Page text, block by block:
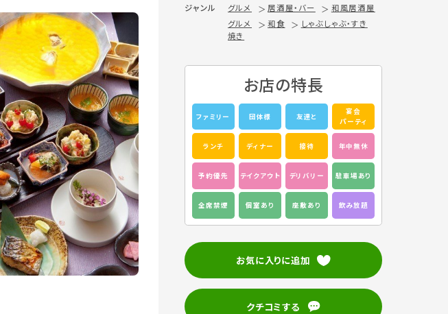
ジャンル グルメ 居酒屋・バー
和風居酒屋
グルメ
和食
しゃぶしゃぶ・すき
焼き
お店の特長
ファミリー 団体様 友達と
宴会
パーティ
ランチ ディナー 接待 年中無休
予約優先 テイクアウト デリバリー 駐車場あり
全席禁煙 個室あり 座敷あり 飲み放題
お気に入りに追加
クチコミする